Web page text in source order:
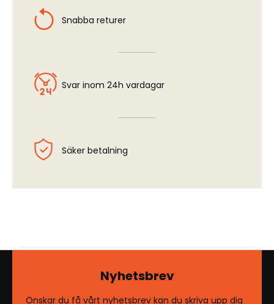
Snabba returer
Svar inom 24h vardagar
Säker betalning
Nyhetsbrev
Önskar du få vårt nyhetsbrev kan du skriva upp dig